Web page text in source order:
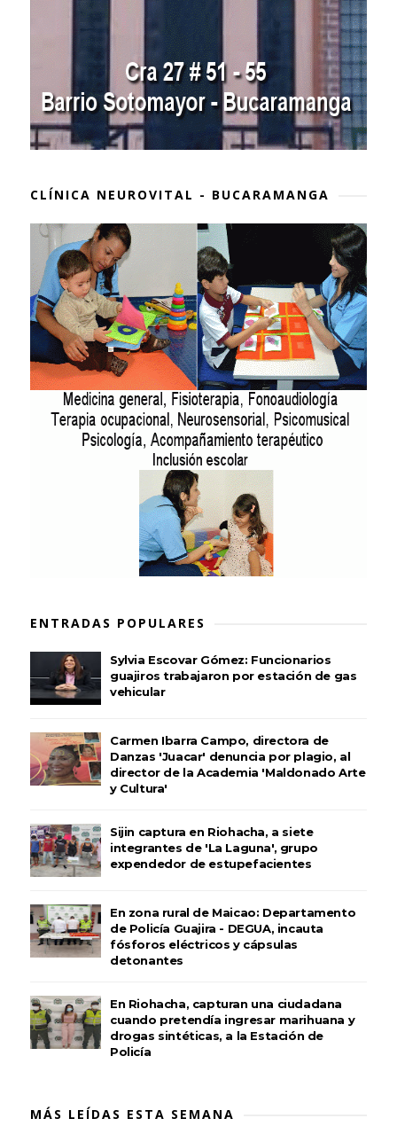
CLÍNICA NEUROVITAL - BUCARAMANGA
ENTRADAS POPULARES
Sylvia Escovar Gómez: Funcionarios
guajiros trabajaron por estación de gas
vehicular
Carmen Ibarra Campo, directora de
Danzas 'Juacar' denuncia por plagio, al
director de la Academia 'Maldonado Arte
y Cultura'
Sijin captura en Riohacha, a siete
integrantes de 'La Laguna', grupo
expendedor de estupefacientes
En zona rural de Maicao: Departamento
de Policía Guajira - DEGUA, incauta
fósforos eléctricos y cápsulas
detonantes
En Riohacha, capturan una ciudadana
cuando pretendía ingresar marihuana y
drogas sintéticas, a la Estación de
Policía
MÁS LEÍDAS ESTA SEMANA